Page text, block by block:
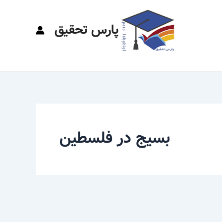
پارس تحقیق
بسیج در فلسطین